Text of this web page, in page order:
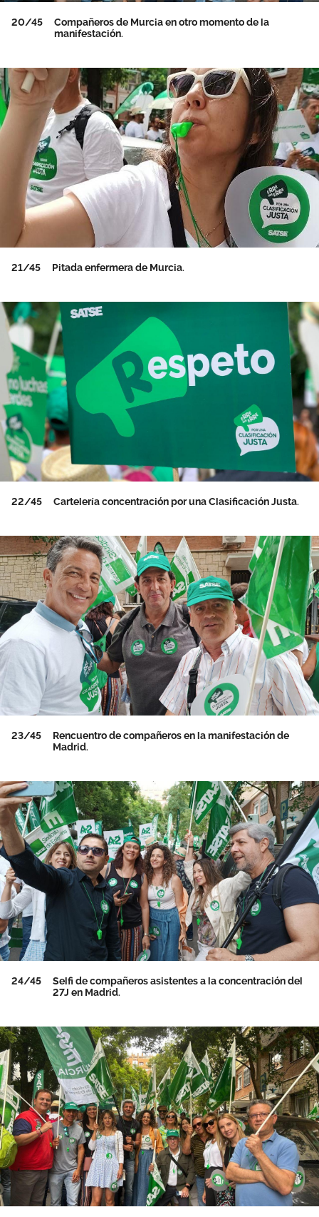
20/45
Compañeros de Murcia en otro momento de la
manifestación.
21/45 Pitada enfermera de Murcia.
22/45 Cartelería concentración por una Clasificación Justa.
23/45
Rencuentro de compañeros en la manifestación de
Madrid.
24/45
Selfi de compañeros asistentes a la concentración del
27J en Madrid.